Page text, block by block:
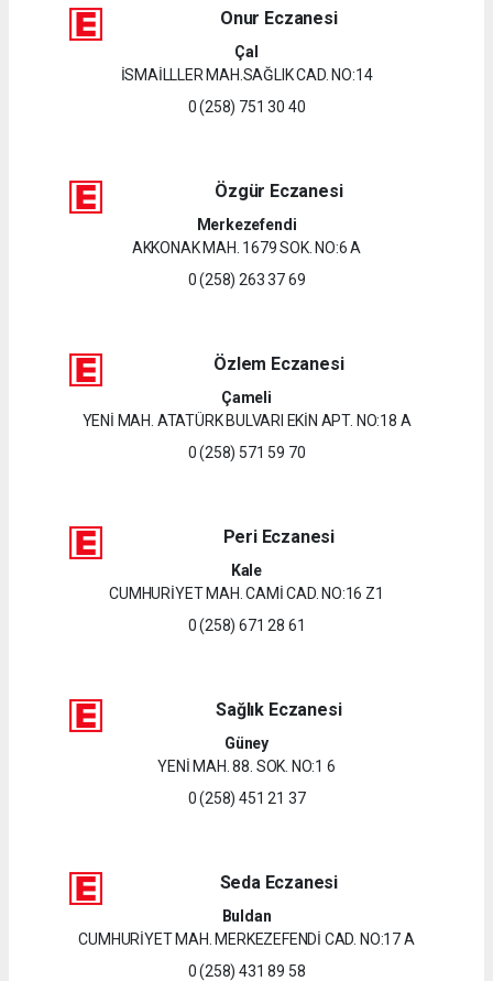
Onur Eczanesi
Çal
İSMAİLLLER MAH.SAĞLIK CAD. NO:14
0 (258) 751 30 40
Özgür Eczanesi
Merkezefendi
AKKONAK MAH. 1679 SOK. NO:6 A
0 (258) 263 37 69
Özlem Eczanesi
Çameli
YENİ MAH. ATATÜRK BULVARI EKİN APT. NO:18 A
0 (258) 571 59 70
Peri Eczanesi
Kale
CUMHURİYET MAH. CAMİ CAD. NO:16 Z1
0 (258) 671 28 61
Sağlık Eczanesi
Güney
YENİ MAH. 88. SOK. NO:1 6
0 (258) 451 21 37
Seda Eczanesi
Buldan
CUMHURİYET MAH. MERKEZEFENDİ CAD. NO:17 A
0 (258) 431 89 58